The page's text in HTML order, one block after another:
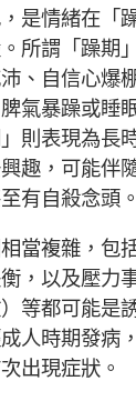
是情緒在「
所謂「躁期
、自信心爆
氣暴躁或睡
則表現為長
趣，可能伴
有自殺念頭。
當複雜，包
，以及壓力
等都可能是
人時期發病
出現症狀。